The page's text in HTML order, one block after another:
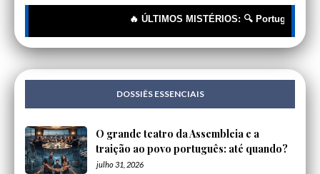
🔥 ÚLTIMOS MISTÉRIOS: 🔍 Portugueses:
DOSSIÊS ESSENCIAIS
O grande teatro da Assembleia e a
traição ao povo português: até quando?
julho 31, 2026